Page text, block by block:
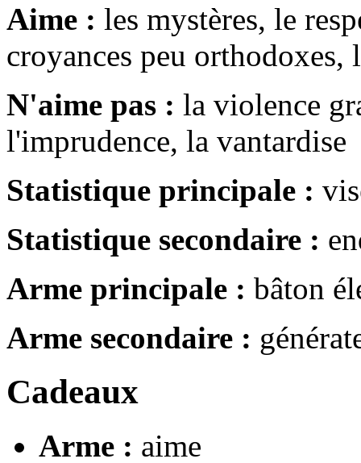
Aime : les mystères, le
croyances peu orthodoxes,
N'aime pas : la violence
l'imprudence, la vantardise
Statistique principale :
Statistique secondaire :
Arme principale : bâton
Arme secondaire :
Cadeaux
Arme : aime